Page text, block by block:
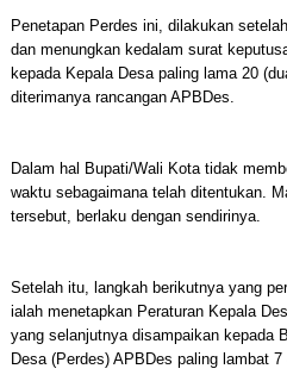
Penetapan Perdes ini, dilakukan
dan menungkan kedalam surat
kepada Kepala Desa paling lama 20
diterimanya rancangan APBDes.
Dalam hal Bupati/Wali Kota tidak
waktu sebagaimana telah ditentukan.
tersebut, berlaku dengan sendirinya.
Setelah itu, langkah berikutnya yang
ialah menetapkan Peraturan Kepala
yang selanjutnya disampaikan kepada
Desa (Perdes) APBDes paling lambat